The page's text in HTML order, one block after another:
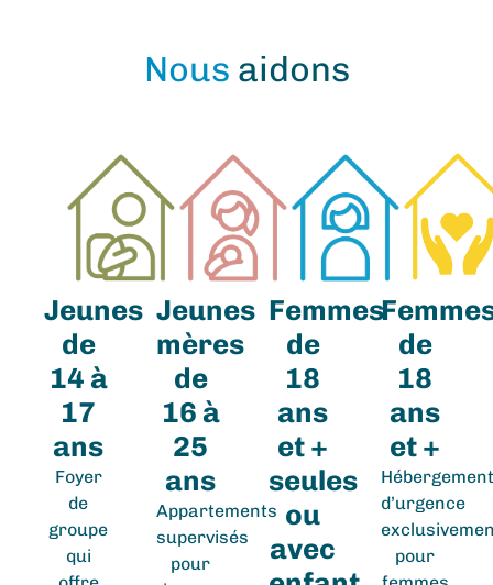
Nous aidons
Jeunes
de
14 à
17
ans
Foyer
de
groupe
qui
Jeunes
mères
de
16 à
25
ans
Appartements
supervisés
pour
Femmes
de
18
ans
et +
seules
ou
avec
de
18
ans
et +
Hébergement
d’urgence
pour